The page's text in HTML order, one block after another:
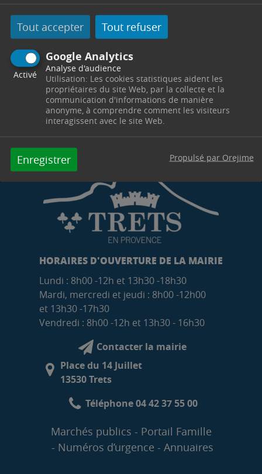
Tout accepter Tout refuser
Google Analytics
Activé
Analyse d'audience
Utilisation: Les cookies statistiques aident les
propriétaires du site Web, par la collecte et la
communication d'informations de manière
anonyme, à comprendre comment les visiteurs
interagissent avec le site Web.
Enregistrer Propulsé par Orejime
de 13h30 à 17h00
HORAIRES D'OUVERTURE DE LA MAIRIE
Lundi : 8h00 -12h et 13h30 -18h30
Mardi, mercredi et jeudi : 8h00 -12h00
et 13h30 -17h30
Vendredi : 8h00 -12h et 13h30 - 16h30
Contacter la mairie
Place du 14 Juillet
13530 Trets
Téléphone 04 42 37 55 00
Marchés publics
Portail Famille
Numéros d’urgence
Annuaires